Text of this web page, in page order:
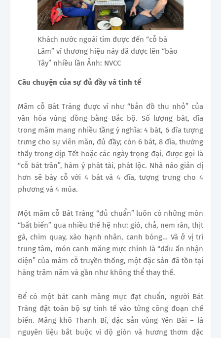
Khách nước ngoài tìm được đến “cỗ bà
Lâm” vì thương hiệu này đã được lên “báo
Tây” nhiều lần Ảnh: NVCC
Câu chuyện của sự đủ đầy và tinh tế
Mâm cỗ Bát Tràng được ví như “bản đồ thu nhỏ” của
văn hóa vùng đồng bằng Bắc bộ. Số lượng bát, đĩa
trong mâm mang nhiều tầng ý nghĩa: 4 bát, 6 đĩa tượng
trưng cho sự viên mãn, đủ đầy; còn 6 bát, 8 đĩa, thường
thấy trong dịp Tết hoặc các ngày trọng đại, được gọi là
“cỗ bát trân”, hàm ý phát tài, phát lộc. Nhà nào giản dị
hơn sẽ bày cỗ với 4 bát và 4 đĩa, tượng trưng cho 4
phương và 4 mùa.
Một mâm cỗ Bát Tràng “đủ chuẩn” luôn có những món
“bất biến” qua nhiều thế hệ như: giò, chả, nem rán, thịt
gà, chim quay, xào hạnh nhân, canh bóng… Và ở vị trí
trung tâm, món canh măng mực chính là “dấu ấn nhận
diện” của mâm cỗ truyền thống, một đặc sản đã tồn tại
hàng trăm năm và gần như không thể thay thế.
Để có một bát canh măng mực đạt chuẩn, người Bát
Tràng đặt toàn bộ sự tinh tế vào từng công đoạn chế
biến. Măng khô Thanh Bì, đặc sản vùng Yên Bái – là
nguyên liệu bắt buộc vì độ giòn và hương thơm đặc